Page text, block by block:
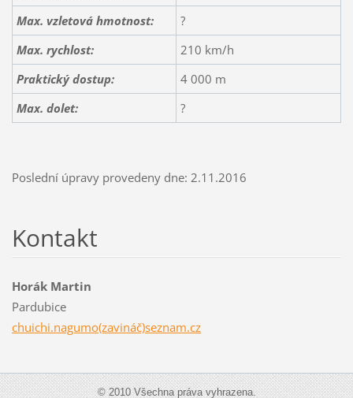
Max. vzletová hmotnost:
?
Max. rychlost:
210 km/h
Praktický dostup:
4 000 m
Max. dolet:
?
Poslední úpravy provedeny dne: 2.11.2016
Kontakt
Horák Martin
Pardubice
chuichi.nagumo(zavináč)seznam.cz
© 2010 Všechna práva vyhrazena.